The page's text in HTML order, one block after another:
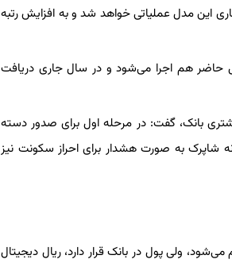
این مدل عملیاتی خواهد شد و به افزایش رتبه
حاضر هم اجرا می‌شود و در سال جاری دریافت
بانک، گفت: در مرحله اول برای صدور دسته
شاپرک به صورت هشدار برای احراز سکونت نیز
ولی پول در بانک قرار دارد، ریال دیجیتال